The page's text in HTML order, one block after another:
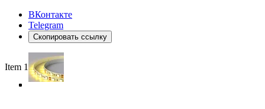
ВКонтакте
Telegram
Скопировать ссылку
Item 1 of 4